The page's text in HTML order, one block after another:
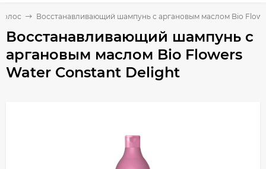
Восстанавливающий шампунь с аргановым маслом Bio
Восстанавливающий шампунь с
аргановым маслом Bio Flowers
Water Constant Delight